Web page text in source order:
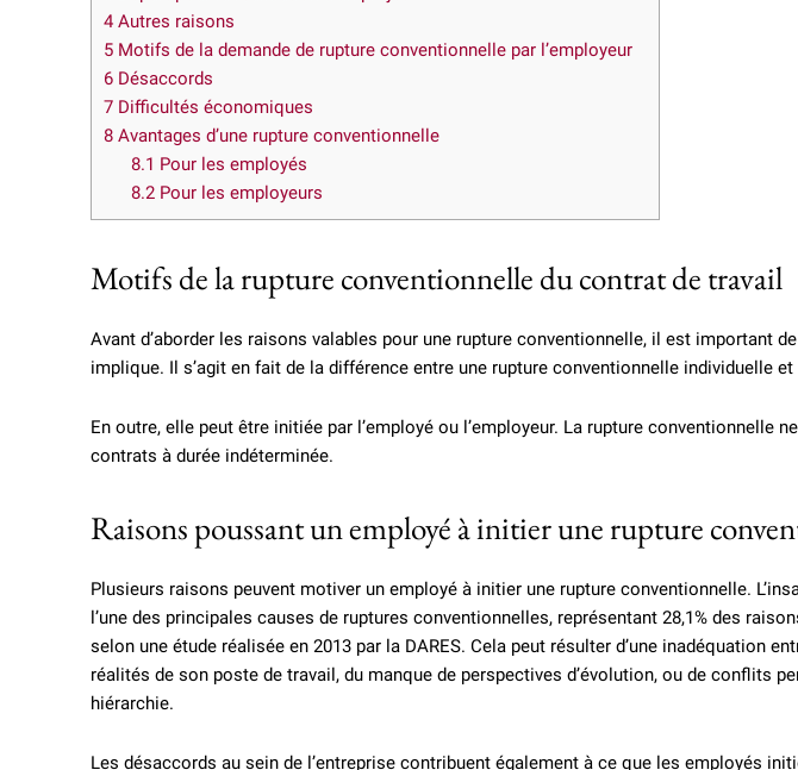
4 Autres raisons
5 Motifs de la demande de rupture conventionnelle par l’employeur
6 Désaccords
7 Difficultés économiques
8 Avantages d’une rupture conventionnelle
8.1 Pour les employés
8.2Pour les employeurs
Motifs de la rupture conventionnelle du contrat de travail
Avant d’aborder les raisons valables pour une rupture conventionnelle, il est important
implique. Il s’agit en fait de la différence entre une rupture conventionnelle individuelle
En outre, elle peut être initiée par l’employé ou l’employeur. La rupture conventionnelle
contrats à durée indéterminée.
Raisons poussant un employé à initier une rupture
Plusieurs raisons peuvent motiver un employé à initier une rupture conventionnelle.
l’une des principales causes de ruptures conventionnelles, représentant 28,1% des
selon une étude réalisée en 2013 par la DARES. Cela peut résulter d’une inadéquation
réalités de son poste de travail, du manque de perspectives d’évolution, ou de conflits
hiérarchie.
Les désaccords au sein de l’entreprise contribuent également à ce que les employés